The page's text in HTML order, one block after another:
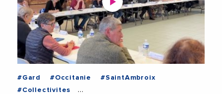
#Gard #Occitanie
#SaintAmbroix
#Collectivites